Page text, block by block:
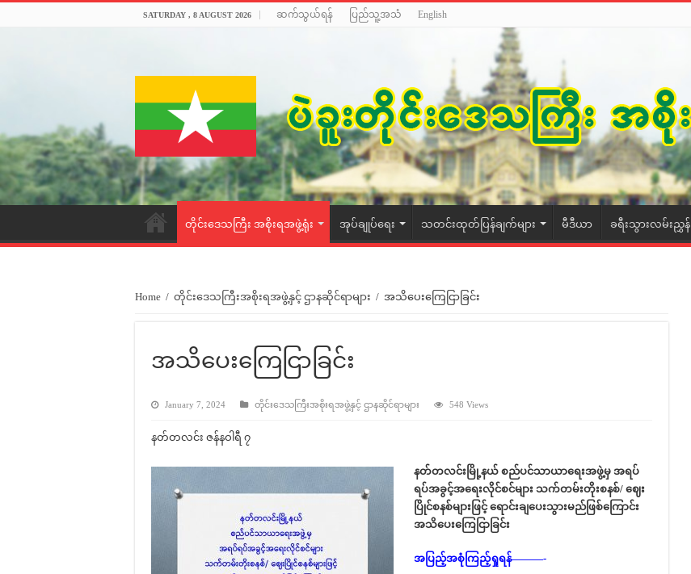
SATURDAY , 8 AUGUST 2026 ဆက်သွယ်ရန် ပြည်သူ့အသံ English
တိုင်းဒေသကြီး အစိုးရအဖွဲ့ရုံး အုပ်ချုပ်ရေး သတင်းထုတ်ပြန်ချက်များ မီဒီယာ ခရီးသွားလမ်းညွှန်
Home / တိုင်းဒေသကြီးအစိုးရအဖွဲ့နှင့် ဌာနဆိုင်ရာများ / အသိပေးကြေငြာခြင်း
အသိပေးကြေငြာခြင်း
January 7, 2024 တိုင်းဒေသကြီးအစိုးရအဖွဲ့နှင့် ဌာနဆိုင်ရာများ 548 Views
နတ်တလင်း ဇန်နဝါရီ ၇
နတ်တလင်းမြို့နယ စည်ပင်သာယာရေးအဖွဲ့မ အရပ်
ရပ်အခွငအရေးလိုင်စင်များ သက်တမ်းတိုးစနစ်/ ဈေး
ပြိုင်စနစ်များဖြင့်ရောင်းချပေးသွားမည်ဖြစ်ကြောင်း
အသိပေးကြေငြာခြင်း
အပြည့်အစုံကြည့်ရှုရန်———-